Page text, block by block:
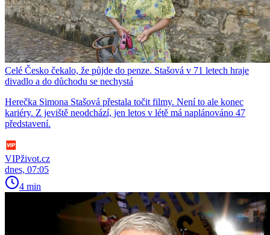
Celé Česko čekalo, že půjde do penze. Stašová v 71 letech hraje
divadlo a do důchodu se nechystá
Herečka Simona Stašová přestala točit filmy. Není to ale konec
kariéry. Z jeviště neodchází, jen letos v létě má naplánováno 47
představení.
VIPživot.cz
dnes, 07:05
4 min